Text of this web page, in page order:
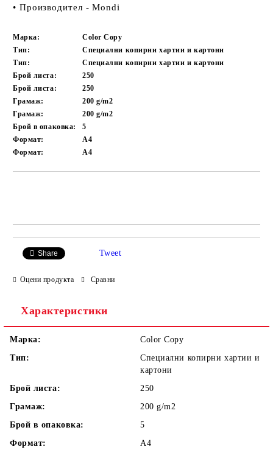
• Производител - Mondi
Марка:
Color Copy
Тип:
Специални копирни хартии и картони
Тип:
Специални копирни хартии и картони
Брой листа:
250
Брой листа:
250
Грамаж:
200 g/m2
Грамаж:
200 g/m2
Брой в опаковка:
5
Формат:
A4
Формат:
A4
Share Tweet
Оцени продукта Сравни
Характеристики
Марка:
Color Copy
Тип:
Специални копирни хартии и
картони
Брой листа:
250
Грамаж:
200 g/m2
Брой в опаковка:
5
Формат:
A4